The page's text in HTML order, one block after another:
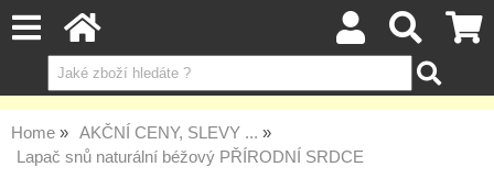
Home
AKČNÍ CENY, SLEVY ...
Lapač snů naturální béžový PŘÍRODNÍ SRDCE